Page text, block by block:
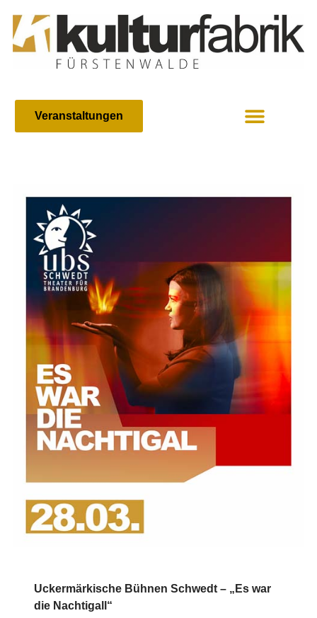
Veranstaltungen
Uckermärkische Bühnen Schwedt – „Es war
die Nachtigall“